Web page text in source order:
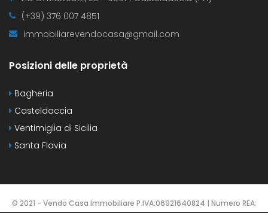
(+39) 376 007 4851
immobiliarevendocasa@gmail.com
Posizioni delle proprietà
Bagheria
Casteldaccia
Ventimiglia di Sicilia
Santa Flavia
© 2021 - Vendo Casa Immobiliare P.IVA:06921640824 | Numero REA: